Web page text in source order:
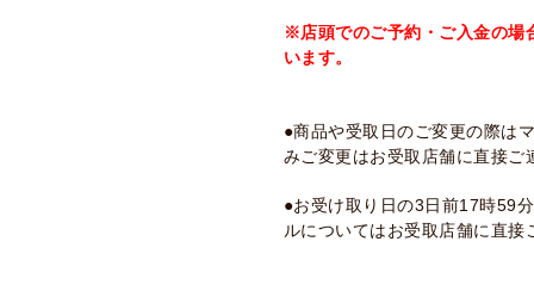
※店頭でのご予約・ご入金の場
います。
●商品や受取日のご変更の際は
みご変更はお受取店舗に直接ご
●お受け取り日の3日前17時59
ルについてはお受取店舗に直接